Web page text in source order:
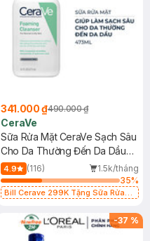
341.000 ₫490.000 ₫
CeraVe
Sữa Rửa Mặt CeraVe Sạch Sâu
Cho Da Thường Đến Da Dầu
473ml
4.9 (116)
1.5k/tháng
35%
Bill Cerave 299K Tặng Sữa Rửa
-37 %